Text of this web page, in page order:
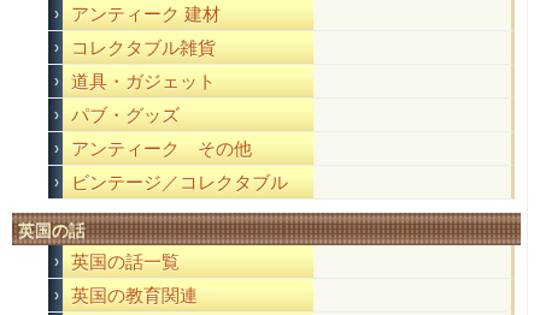
アンティーク 建材
コレクタブル雑貨
道具・ガジェット
パブ・グッズ
アンティーク その他
ビンテージ／コレクタブル
英国の話
英国の話一覧
英国の教育関連